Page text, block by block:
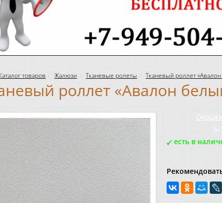
товаров Жалюзи Тканевые ролеты Тканевый роллет
роллет «Авалон
6-
есть в